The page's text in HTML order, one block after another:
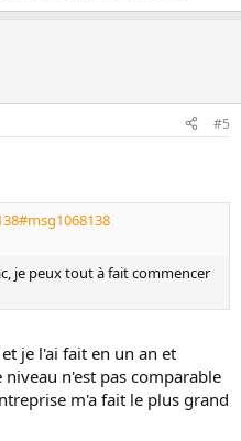
#5
je peux tout à fait commencer
je l'ai fait en un an et
n'est pas comparable
m'a fait le plus grand